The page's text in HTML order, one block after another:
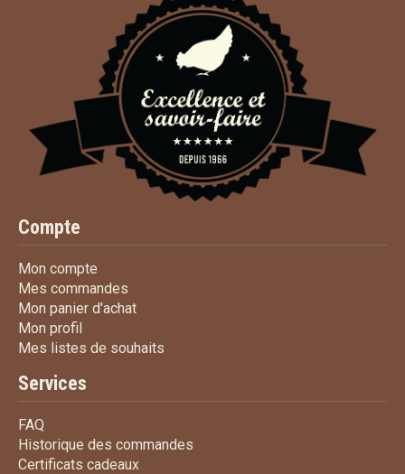
Compte
Mon compte
Mes commandes
Mon panier d'achatMon panier d'achat
Mon profil
Mes listes de souhaits
Services
FAQ
Historique des commandes
Certificats cadeauxCertificats cadeaux